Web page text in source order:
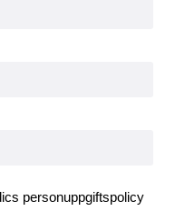
personuppgiftspolicy